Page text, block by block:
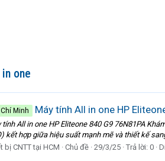
one
Chí Minh Máy tính All in one HP
tính All in one HP Eliteone 840 G9 76N81PA
kết hợp giữa hiệu suất mạnh mẽ và thiết kế
bị CNTT tại HCM
Chủ đề 29/3/25 Trả lời: 0